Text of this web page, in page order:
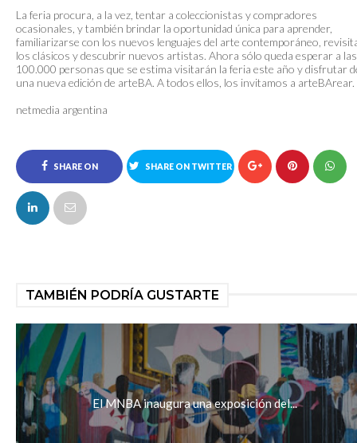
La feria procura, a la vez, tentar a coleccionistas y compradores
ocasionales, y también brindar la oportunidad única para aprender,
familiarizarse con los nuevos lenguajes del arte contemporáneo,
los clásicos y descubrir nuevos artistas. Ahora sólo queda esperar a las
100.000 personas que se estima visitarán la feria este año y disfrutar
una nueva edición de arteBA. A todos ellos, los invitamos a arteBArear.
netmedia argentina
SHARE ON
FACEBOOK
SHARE ON TWITTER
TAMBIÉN PODRÍA GUSTARTE
El MNBA inaugura una exposición del...